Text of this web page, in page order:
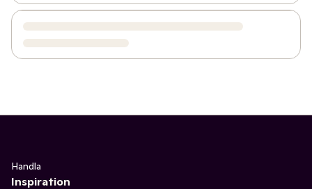
Handla
Inspiration